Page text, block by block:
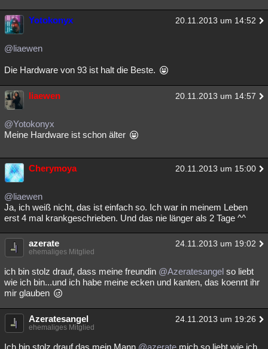
Yotokonyx 20.11.2013 um 14:52
@liaewen
Die Hardware von 93 ist halt die Beste.
liaewen 20.11.2013 um 14:57
@Yotokonyx
Meine Hardware ist schon älter
Cherymoya 20.11.2013 um 15:00
@liaewen
Ja, ich weiß nicht, das ist einfach so. Ich war in meinem Leben
erst 4 mal krankgeschrieben. Und das nie länger als 2 Tage ^^
azerate 24.11.2013 um 19:02
ehemaliges Mitglied
ich bin stolz drauf, dass meine freundin @Azeratesangel so liebt
wie ich bin...und ich habe meine ecken und kanten, das koennt ihr
mir glauben
Azeratesangel 24.11.2013 um 19:26
ehemaliges Mitglied
Ich bin stolz drauf das mein Mann @azerate mich so liebt wie ich